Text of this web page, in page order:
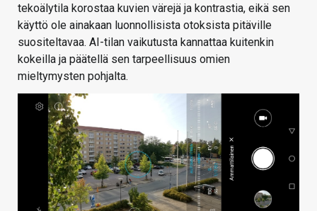
tekoälytila korostaa kuvien värejä ja kontrastia, eikä sen
käyttö ole ainakaan luonnollisista otoksista pitäville
suositeltavaa. AI-tilan vaikutusta kannattaa kuitenkin
kokeilla ja päätellä sen tarpeellisuus omien
mieltymysten pohjalta.